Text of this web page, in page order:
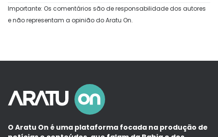
Importante: Os comentários são de responsabilidade dos autores
e não representam a opinião do Aratu On.
O Aratu On é uma plataforma focada na produção de